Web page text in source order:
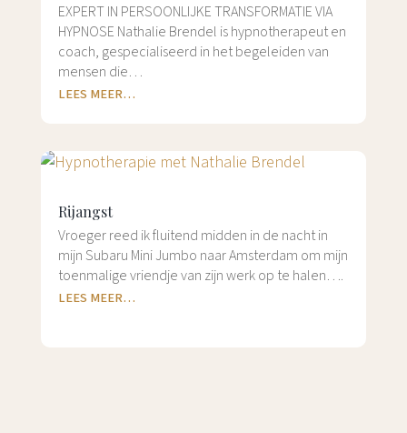
EXPERT IN PERSOONLIJKE TRANSFORMATIE VIA
HYPNOSE Nathalie Brendel is hypnotherapeut en
coach, gespecialiseerd in het begeleiden van
mensen die…
LEES MEER…
Rijangst
Vroeger reed ik fluitend midden in de nacht in
mijn Subaru Mini Jumbo naar Amsterdam om mijn
toenmalige vriendje van zijn werk op te halen….
LEES MEER…